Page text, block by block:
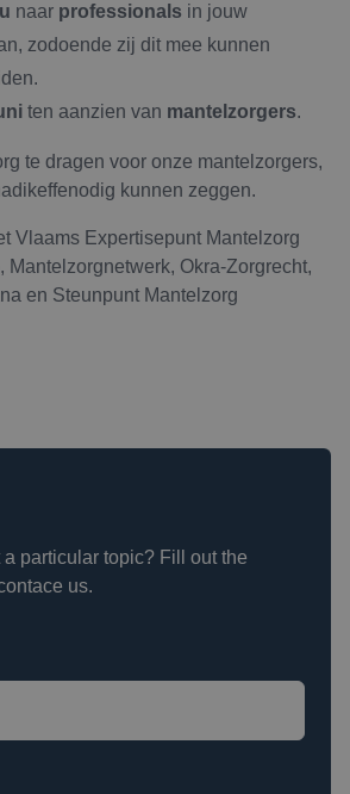
naar professionals in jouw
zodoende zij dit mee kunnen
ten aanzien van mantelzorgers.
te dragen voor onze mantelzorgers,
kunnen zeggen.
Vlaams Expertisepunt Mantelzorg
Mantelzorgnetwerk, Okra-Zorgrecht,
en Steunpunt Mantelzorg
particular topic? Fill out the
us.